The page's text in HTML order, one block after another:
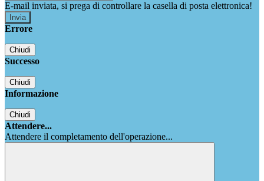
E-mail inviata, si prega di controllare la casella di posta elettronica!
Errore
Chiudi
Successo
Chiudi
Informazione
Chiudi
Attendere...
Attendere il completamento dell'operazione...